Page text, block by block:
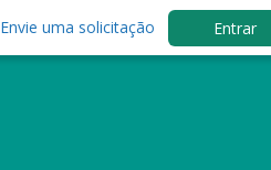
Envie uma solicitação Entrar